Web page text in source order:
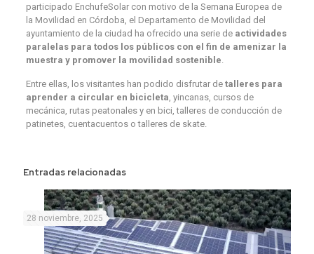
participado EnchufeSolar con motivo de la Semana Europea de
la Movilidad en Córdoba, el Departamento de Movilidad del
ayuntamiento de la ciudad ha ofrecido una serie de actividades
paralelas para todos los públicos con el fin de amenizar la
muestra y promover la movilidad sostenible
Entre ellas, los visitantes han podido disfrutar de talleres para
aprender a circular en bicicleta , yincanas, cursos de
mecánica, rutas peatonales y en bici, talleres de conducción de
patinetes, cuentacuentos o talleres de skate.
Entradas relacionadas
28 noviembre, 2025